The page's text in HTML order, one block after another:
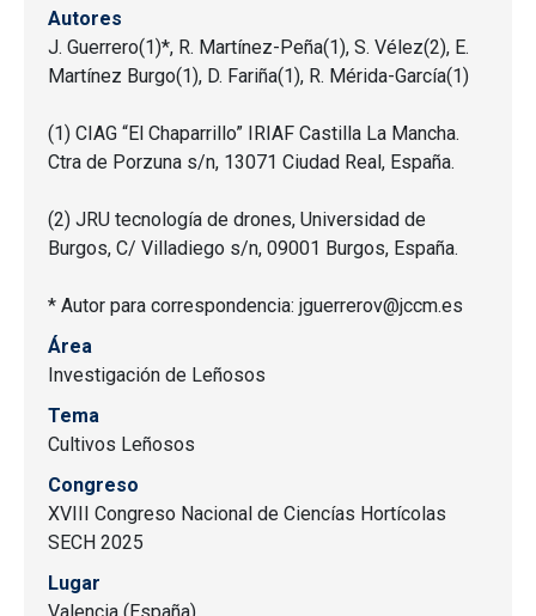
Autores
J. Guerrero(1)*, R. Martínez-Peña(1), S. Vélez(2), E.
Martínez Burgo(1), D. Fariña(1), R. Mérida-García(1)
(1) CIAG “El Chaparrillo” IRIAF Castilla La Mancha.
Ctra de Porzuna s/n, 13071 Ciudad Real, España.
(2) JRU tecnología de drones, Universidad de
Burgos, C/ Villadiego s/n, 09001 Burgos, España.
* Autor para correspondencia: jguerrerov@jccm.es
Área
Investigación de Leñosos
Tema
Cultivos Leñosos
Congreso
XVIII Congreso Nacional de Ciencías Hortícolas
SECH 2025
Lugar